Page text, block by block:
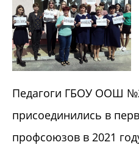
Педагоги ГБОУ ООШ
присоединились в
профсоюзов в 2021